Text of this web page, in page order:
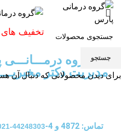
تخفیف های
گـــــروه
مدیریت دکتر
تماس: 4872 و 4- 44248303-021
جستجو
برای دیدن محصولاتی که دنبال آن